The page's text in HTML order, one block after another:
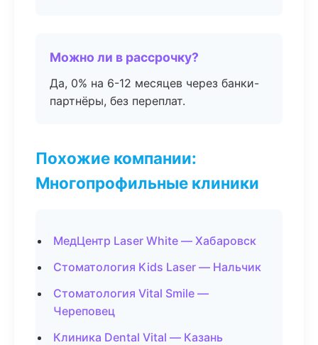
Можно ли в рассрочку?
Да, 0% на 6-12 месяцев через банки-
партнёры, без переплат.
Похожие компании:
Многопрофильные клиники
МедЦентр Laser White — Хабаровск
Стоматология Kids Laser — Нальчик
Стоматология Vital Smile —
Череповец
Клиника Dental Vital — Казань